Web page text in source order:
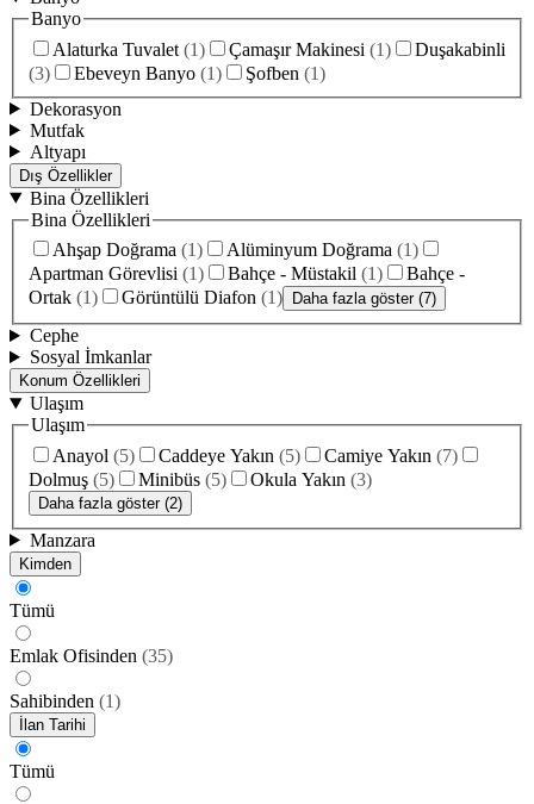
Banyo
Alaturka Tuvalet (1) Çamaşır Makinesi (1)
Duşakabinli
(3) Ebeveyn Banyo (1) Şofben (1)
Dekorasyon
Mutfak
Altyapı
Dış Özellikler
Bina Özellikleri
Bina Özellikleri
Ahşap Doğrama (1) Alüminyum Doğrama (1)
Apartman Görevlisi (1) Bahçe - Müstakil (1)
Bahçe -
Ortak (1) Görüntülü Diafon (1) Daha fazla göster (7)
Cephe
Sosyal İmkanlar
Konum Özellikleri
Ulaşım
Ulaşım
Anayol (5) Caddeye Yakın (5) Camiye Yakın (7)
Dolmuş (5) Minibüs (5) Okula Yakın (3)
Daha fazla göster (2)
Manzara
Kimden
Tümü
Emlak Ofisinden (35)
Sahibinden (1)
İlan Tarihi
Tümü